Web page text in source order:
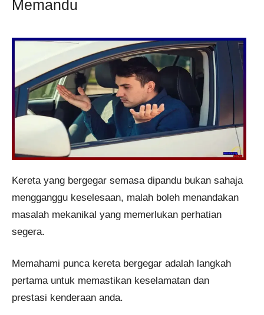
Memandu
Kereta yang bergegar semasa dipandu bukan sahaja
mengganggu keselesaan, malah boleh menandakan
masalah mekanikal yang memerlukan perhatian
segera.
Memahami punca kereta bergegar adalah langkah
pertama untuk memastikan keselamatan dan
prestasi kenderaan anda.